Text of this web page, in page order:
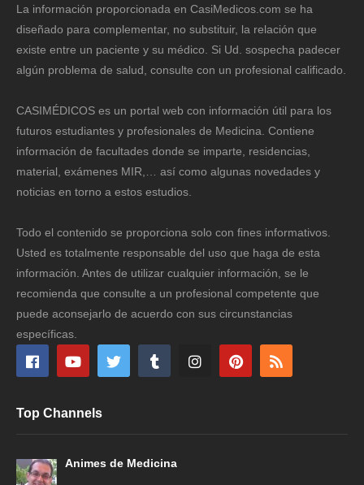
La información proporcionada en CasiMedicos.com se ha
diseñado para complementar, no substituir, la relación que
existe entre un paciente y su médico. Si Ud. sospecha padecer
algún problema de salud, consulte con un profesional calificado.
CASIMÉDICOS es un portal web con información útil para los
futuros estudiantes y profesionales de Medicina. Contiene
información de facultades donde se imparte, residencias,
material, exámenes MIR,… así como algunas novedades y
noticias en torno a estos estudios.
Todo el contenido se proporciona solo con fines informativos.
Usted es totalmente responsable del uso que haga de esta
información. Antes de utilizar cualquier información, se le
recomienda que consulte a un profesional competente que
puede aconsejarlo de acuerdo con sus circunstancias
específicas.
Top Channels
Animes de Medicina